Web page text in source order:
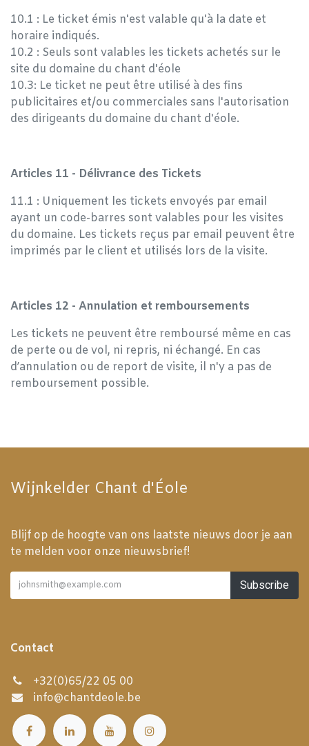
10.1 : Le ticket émis n'est valable qu'à la date et
horaire indiqués.
10.2 : Seuls sont valables les tickets achetés sur le
site du domaine du chant d'éole
10.3: Le ticket ne peut être utilisé à des fins
publicitaires et/ou commerciales sans l'autorisation
des dirigeants du domaine du chant d'éole.
Articles 11 - Délivrance des Tickets
11.1 : Uniquement les tickets envoyés par email
ayant un code-barres sont valables pour les visites
du domaine. Les tickets reçus par email peuvent être
imprimés par le client et utilisés lors de la visite.
Articles 12 - Annulation et remboursements
Les tickets ne peuvent être remboursé même en cas
de perte ou de vol, ni repris, ni échangé. En cas
d’annulation ou de report de visite, il n'y a pas de
remboursement possible.
Wijnkelder Chant d'Éole
Blijf op de hoogte van ons laatste nieuws door je aan
te melden voor onze nieuwsbrief!
Subscribe
Contact
+32(0)65/22 05 00
info@chantdeole.be